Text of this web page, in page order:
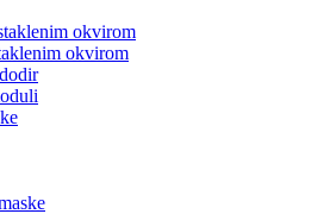
okvirom
okvirom